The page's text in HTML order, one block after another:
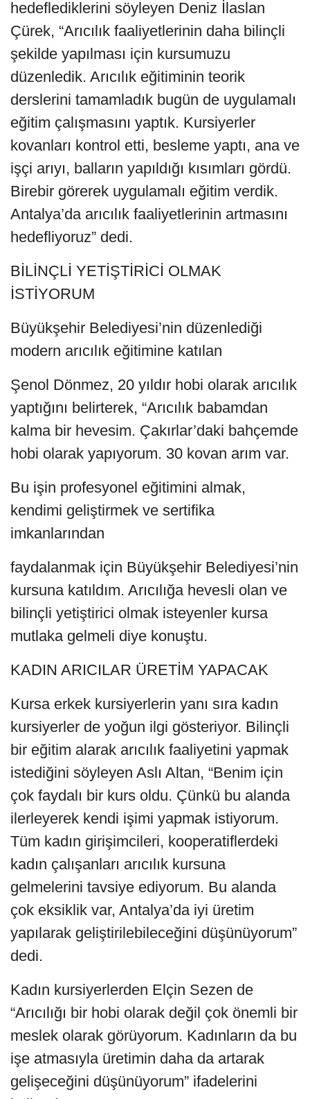
hedeflediklerini söyleyen Deniz İlaslan
Çürek, “Arıcılık faaliyetlerinin daha bilinçli
şekilde yapılması için kursumuzu
düzenledik. Arıcılık eğitiminin teorik
derslerini tamamladık bugün de uygulamalı
eğitim çalışmasını yaptık. Kursiyerler
kovanları kontrol etti, besleme yaptı, ana ve
işçi arıyı, balların yapıldığı kısımları gördü.
Birebir görerek uygulamalı eğitim verdik.
Antalya’da arıcılık faaliyetlerinin artmasını
hedefliyoruz” dedi.
BİLİNÇLİ YETİŞTİRİCİ OLMAK
İSTİYORUM
Büyükşehir Belediyesi’nin düzenlediği
modern arıcılık eğitimine katılan
Şenol Dönmez, 20 yıldır hobi olarak arıcılık
yaptığını belirterek, “Arıcılık babamdan
kalma bir hevesim. Çakırlar’daki bahçemde
hobi olarak yapıyorum. 30 kovan arım var.
Bu işin profesyonel eğitimini almak,
kendimi geliştirmek ve sertifika
imkanlarından
faydalanmak için Büyükşehir Belediyesi’nin
kursuna katıldım. Arıcılığa hevesli olan ve
bilinçli yetiştirici olmak isteyenler kursa
mutlaka gelmeli diye konuştu.
KADIN ARICILAR ÜRETİM YAPACAK
Kursa erkek kursiyerlerin yanı sıra kadın
kursiyerler de yoğun ilgi gösteriyor. Bilinçli
bir eğitim alarak arıcılık faaliyetini yapmak
istediğini söyleyen Aslı Altan, “Benim için
çok faydalı bir kurs oldu. Çünkü bu alanda
ilerleyerek kendi işimi yapmak istiyorum.
Tüm kadın girişimcileri, kooperatiflerdeki
kadın çalışanları arıcılık kursuna
gelmelerini tavsiye ediyorum. Bu alanda
çok eksiklik var, Antalya’da iyi üretim
yapılarak geliştirilebileceğini düşünüyorum”
dedi.
Kadın kursiyerlerden Elçin Sezen de
“Arıcılığı bir hobi olarak değil çok önemli bir
meslek olarak görüyorum. Kadınların da bu
işe atmasıyla üretimin daha da artarak
gelişeceğini düşünüyorum” ifadelerini